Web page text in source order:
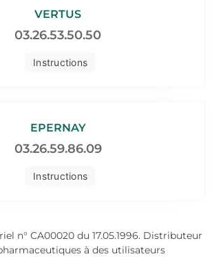
Instructions
VERTUS
03.26.53.50.50
Instructions
EPERNAY
03.26.59.86.09
n° CA00020 du 17.05.1996. Distributeur
à des utilisateurs